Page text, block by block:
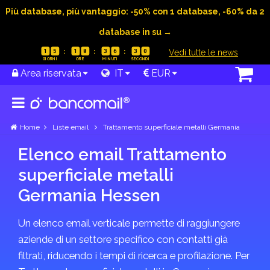
Più database, più vantaggio: -50% con 1 database, -60% da 2
database in su →
1 5 1 8 3 6 3 0 Vedi tutte le news
Area riservata IT EUR
Home Liste email Trattamento superficiale metalli Germania
Elenco email Trattamento
superficiale metalli
Germania Hessen
Un elenco email verticale permette di raggiungere
aziende di un settore specifico con contatti già
filtrati, riducendo i tempi di ricerca e profilazione. Per